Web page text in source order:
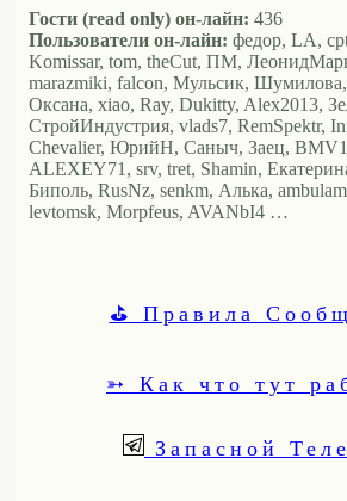
Гости (read only) он-лайн: 436
Пользователи он-лайн: федор, LA,
Komissar, tom, theCut, ПМ,
marazmiki, falcon, Мульсик,
Оксана, xiao, Ray, Dukitty, Alex2013,
СтройИндустрия, vlads7, RemSpektr,
Chevalier, ЮрийН, Саныч, Заец,
ALEXEY71, srv, tret, Shamin,
Биполь, RusNz, senkm, Алька,
levtomsk, Morpfeus, AVANbI4 …
⛳ Правила
➳ Как что тут
Запасной